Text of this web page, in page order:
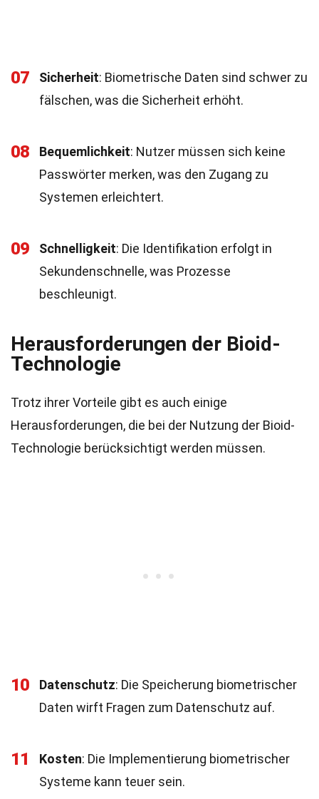
07 Sicherheit: Biometrische Daten sind schwer zu
fälschen, was die Sicherheit erhöht.
08 Bequemlichkeit: Nutzer müssen sich keine
Passwörter merken, was den Zugang zu
Systemen erleichtert.
09 Schnelligkeit: Die Identifikation erfolgt in
Sekundenschnelle, was Prozesse
beschleunigt.
Herausforderungen der Bioid-
Technologie
Trotz ihrer Vorteile gibt es auch einige
Herausforderungen, die bei der Nutzung der Bioid-
Technologie berücksichtigt werden müssen.
10 Datenschutz: Die Speicherung biometrischer
Daten wirft Fragen zum Datenschutz auf.
11 Kosten: Die Implementierung biometrischer
Systeme kann teuer sein.